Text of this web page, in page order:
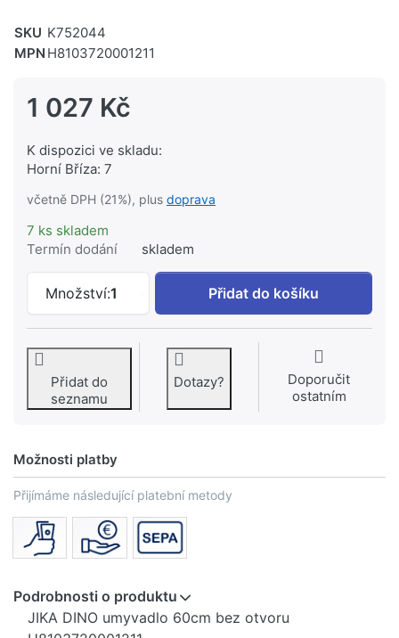
SKU K752044
MPN H8103720001211
1 027 Kč
K dispozici ve skladu:
Horní Bříza: 7
včetně DPH (21%), plus doprava
7 ks skladem
Termín dodání
skladem
Množství:1
JIKA DINO umyvadlo
Přidat do košíku
Přidat do
seznamu
Dotazy?
Doporučit
ostatním
Možnosti platby
Přijímáme následující platební metody
Podrobnosti o produktu
JIKA DINO umyvadlo 60cm bez otvoru